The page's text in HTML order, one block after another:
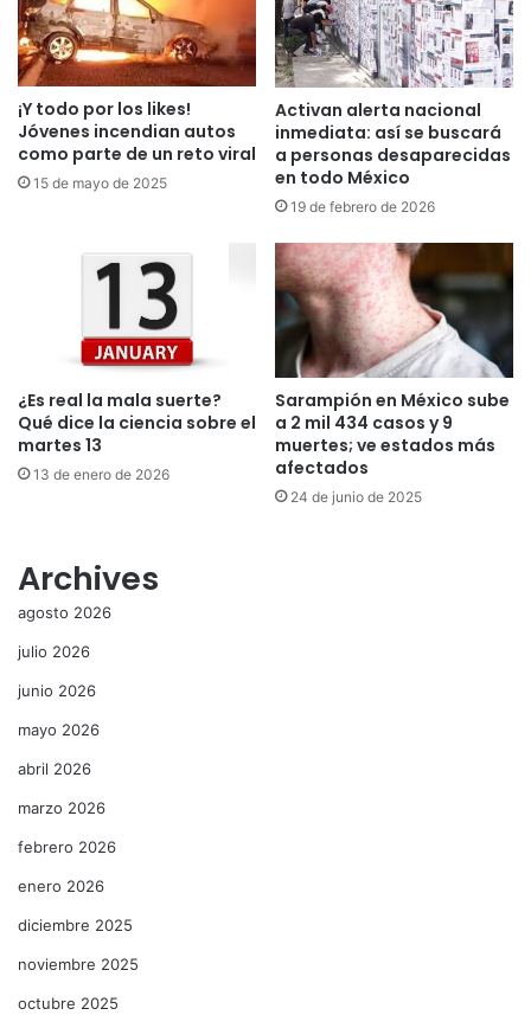
¡Y todo por los likes!
Jóvenes incendian autos
como parte de un reto viral
15 de mayo de 2025
Activan alerta nacional
inmediata: así se buscará
a personas desaparecidas
en todo México
19 de febrero de 2026
¿Es real la mala suerte?
Qué dice la ciencia sobre el
martes 13
13 de enero de 2026
Sarampión en México sube
a 2 mil 434 casos y 9
muertes; ve estados más
afectados
24 de junio de 2025
Archives
agosto 2026
julio 2026
junio 2026
mayo 2026
abril 2026
marzo 2026
febrero 2026
enero 2026
diciembre 2025
noviembre 2025
octubre 2025